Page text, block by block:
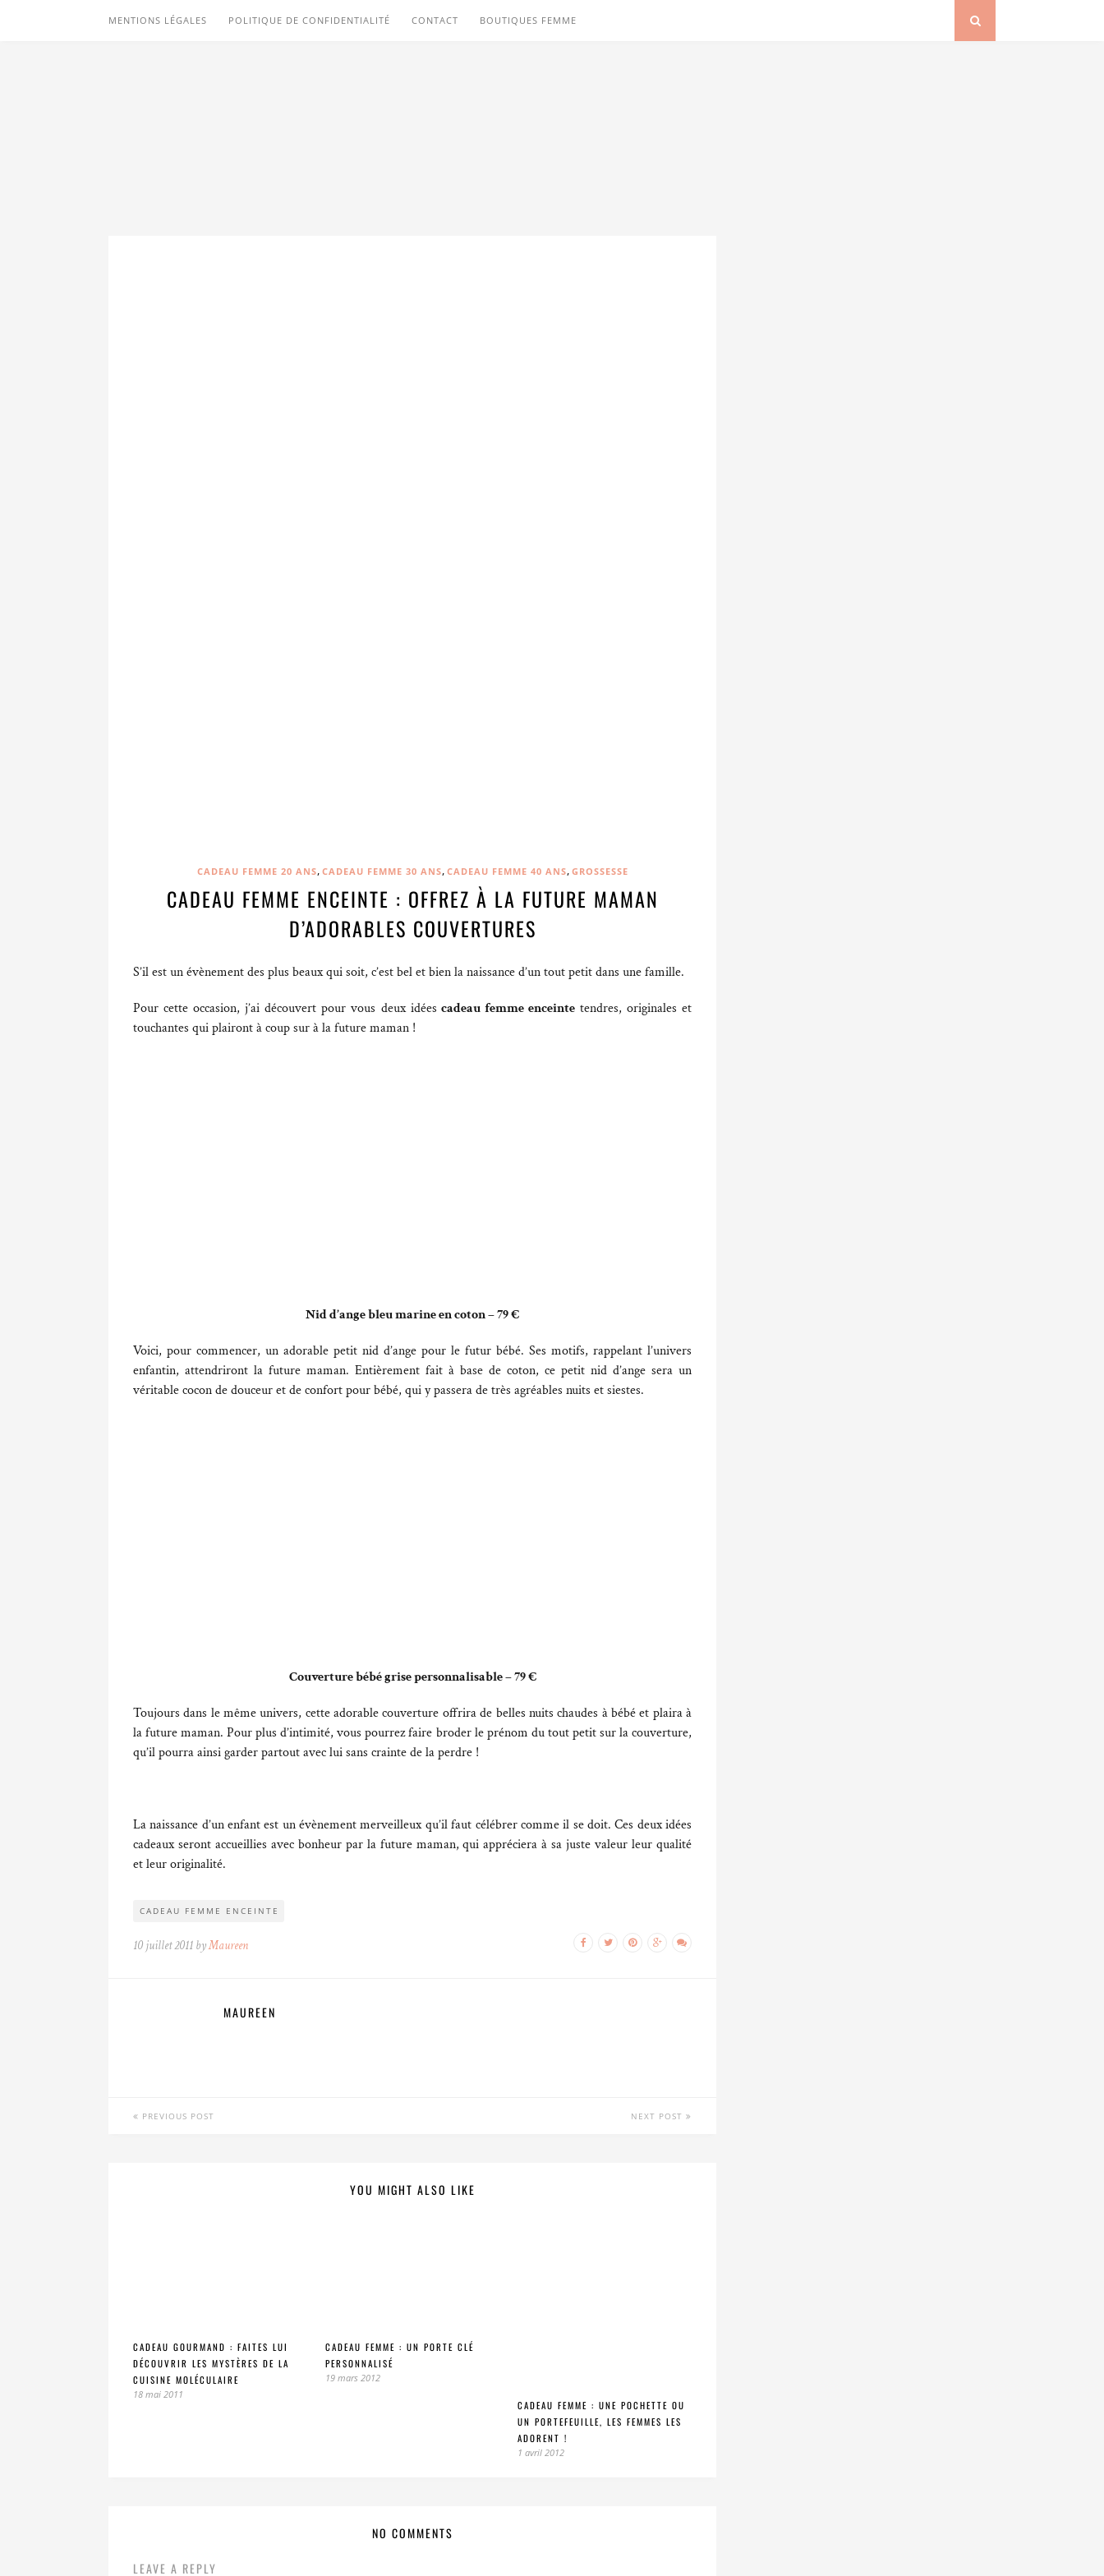
MENTIONS LÉGALES POLITIQUE DE CONFIDENTIALITÉ CONTACT BOUTIQUES FEMME
CADEAU FEMME 20 ANS, CADEAU FEMME 30 ANS, CADEAU FEMME 40 ANS, GROSSESSE
CADEAU FEMME ENCEINTE : OFFREZ À LA FUTURE MAMAN
D’ADORABLES COUVERTURES
S’il est un évènement des plus beaux qui soit, c’est bel et bien la naissance d’un tout petit dans une famille.
Pour cette occasion, j’ai découvert pour vous deux idées cadeau femme enceintetendres, originales et
touchantes qui plairont à coup sur à la future maman !
Nid d’ange bleu marine en coton – 79 €
Voici, pour commencer, un adorable petit nid d’ange pour le futur bébé. Ses motifs, rappelant l’univers
enfantin, attendriront la future maman. Entièrement fait à base de coton, ce petit nid d’ange sera un
véritable cocon de douceur et de confort pour bébé, qui y passera de très agréables nuits et siestes.
Couverture bébé grise personnalisable – 79 €
Toujours dans le même univers, cette adorable couverture offrira de belles nuits chaudes à bébé et plaira à
la future maman. Pour plus d’intimité, vous pourrez faire broder le prénom du tout petit sur la couverture,
qu’il pourra ainsi garder partout avec lui sans crainte de la perdre !
La naissance d’un enfant est un évènement merveilleux qu’il faut célébrer comme il se doit. Ces deux idées
cadeaux seront accueillies avec bonheur par la future maman, qui appréciera à sa juste valeur leur qualité
et leur originalité.
CADEAU FEMME ENCEINTE
10 juillet 2011 byMaureen
MAUREEN
PREVIOUS POST NEXT POST
YOU MIGHT ALSO LIKE
CADEAU GOURMAND : FAITES LUI
DÉCOUVRIR LES MYSTÈRES DE LA
CUISINE MOLÉCULAIRE
18 mai 2011
CADEAU FEMME : UN PORTE CLÉ
PERSONNALISÉ
19 mars 2012
CADEAU FEMME : UNE POCHETTE OU
UN PORTEFEUILLE, LES FEMMES LES
ADORENT !
1 avril 2012
NO COMMENTS
LEAVE A REPLY